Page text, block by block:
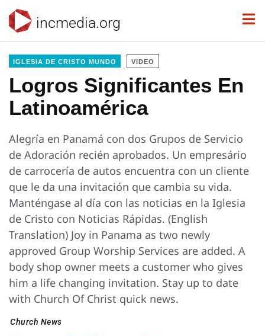
incmedia.org
IGLESIA DE CRISTO MUNDO VIDEO
Logros Significantes En
Latinoamérica
Alegría en Panamá con dos Grupos de Servicio
de Adoración recién aprobados. Un empresário
de carrocería de autos encuentra con un cliente
que le da una invitación que cambia su vida.
Manténgase al día con las noticias en la Iglesia
de Cristo con Noticias Rápidas. (English
Translation) Joy in Panama as two newly
approved Group Worship Services are added. A
body shop owner meets a customer who gives
him a life changing invitation. Stay up to date
with Church Of Christ quick news.
Church News